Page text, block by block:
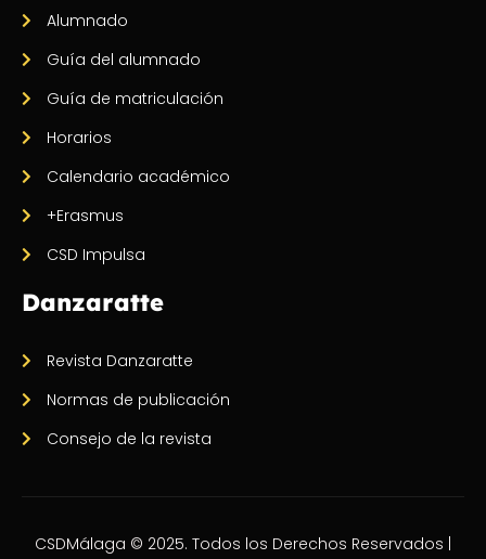
Alumnado
Guía del alumnado
Guía de matriculación
Horarios
Calendario académico
+Erasmus
CSD Impulsa
Danzaratte
Revista Danzaratte
Normas de publicación
Consejo de la revista
CSDMálaga © 2025. Todos los Derechos Reservados |